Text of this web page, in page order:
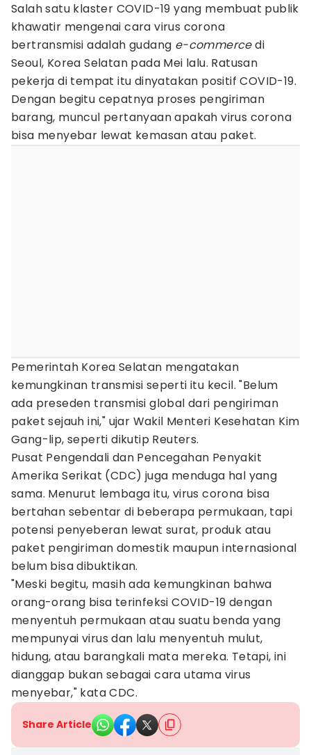
Salah satu klaster COVID-19 yang membuat publik
khawatir mengenai cara virus corona
bertransmisi adalah gudang e-commercedi
Seoul, Korea Selatan pada Mei lalu. Ratusan
pekerja di tempat itu dinyatakan positif COVID-19.
Dengan begitu cepatnya proses pengiriman
barang, muncul pertanyaan apakah virus corona
bisa menyebar lewat kemasan atau paket.
Pemerintah Korea Selatan mengatakan
kemungkinan transmisi seperti itu kecil. "Belum
ada preseden transmisi global dari pengiriman
paket sejauh ini," ujar Wakil Menteri Kesehatan Kim
Gang-lip, seperti dikutip Reuters.
Pusat Pengendali dan Pencegahan Penyakit
Amerika Serikat (CDC) juga menduga hal yang
sama. Menurut lembaga itu, virus corona bisa
bertahan sebentar di beberapa permukaan, tapi
potensi penyeberan lewat surat, produk atau
paket pengiriman domestik maupun internasional
belum bisa dibuktikan.
"Meski begitu, masih ada kemungkinan bahwa
orang-orang bisa terinfeksi COVID-19 dengan
menyentuh permukaan atau suatu benda yang
mempunyai virus dan lalu menyentuh mulut,
hidung, atau barangkali mata mereka. Tetapi, ini
dianggap bukan sebagai cara utama virus
menyebar," kata CDC.
Share Article